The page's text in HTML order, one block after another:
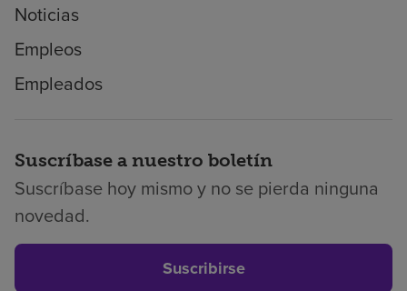
Noticias
Empleos
Empleados
Suscríbase a nuestro boletín
Suscríbase hoy mismo y no se pierda ninguna
novedad.
Suscribirse